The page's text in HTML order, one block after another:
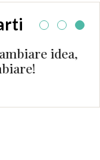
idea,